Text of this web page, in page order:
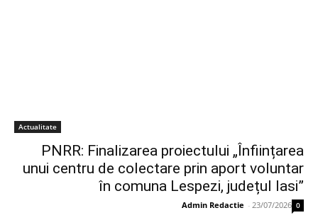
Actualitate
PNRR: Finalizarea proiectului „Înființarea
unui centru de colectare prin aport voluntar
în comuna Lespezi, județul Iasi”
Admin Redactie - 23/07/2026 0